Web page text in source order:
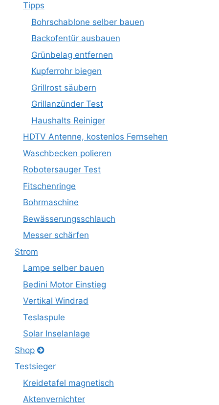
Tipps
Bohrschablone selber bauen
Backofentür ausbauen
Grünbelag entfernen
Kupferrohr biegen
Grillrost säubern
Grillanzünder Test
Haushalts Reiniger
HDTV Antenne, kostenlos Fernsehen
Waschbecken polieren
Robotersauger Test
Fitschenringe
Bohrmaschine
Bewässerungsschlauch
Messer schärfen
Strom
Lampe selber bauen
Bedini Motor Einstieg
Vertikal Windrad
Teslaspule
Solar Inselanlage
Shop
Testsieger
Kreidetafel magnetisch
Aktenvernichter